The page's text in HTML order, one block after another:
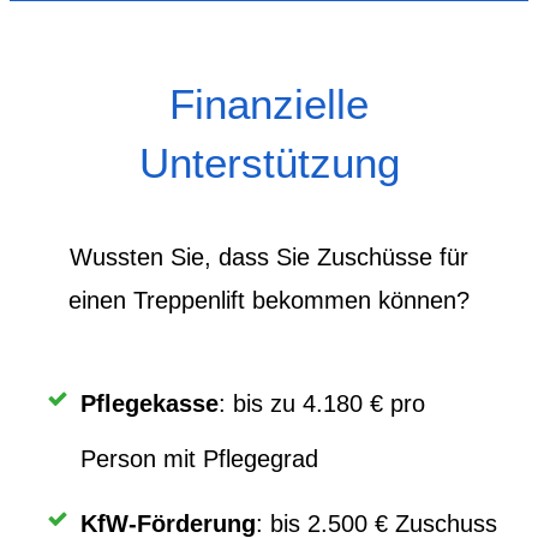
Finanzielle
Unterstützung
Wussten Sie, dass Sie Zuschüsse für
einen Treppenlift bekommen können?
Pflegekasse: bis zu 4.180 € pro
Person mit Pflegegrad
KfW-Förderung: bis 2.500 € Zuschuss